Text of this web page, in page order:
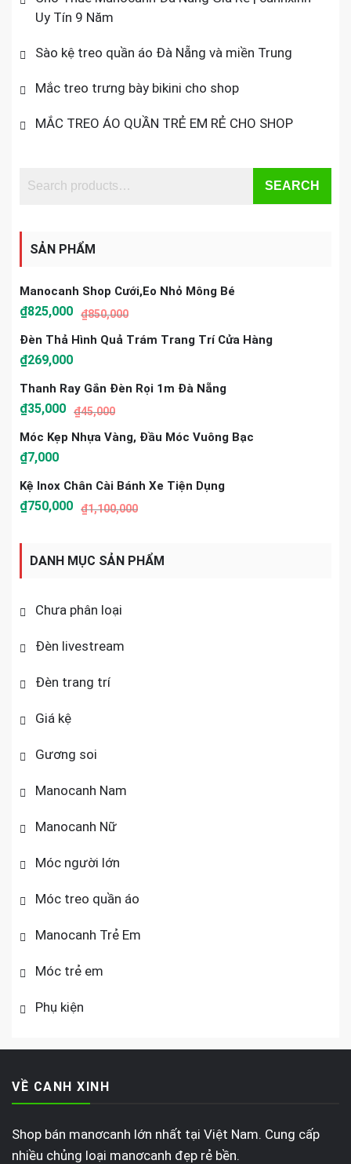
Uy Tín 9 Năm
Sào kệ treo quần áo Đà Nẵng và miền Trung
Mắc treo trưng bày bikini cho shop
MẮC TREO ÁO QUẦN TRẺ EM RẺ CHO SHOP
SEARCH
SẢN PHẨM
Manocanh Shop Cưới,Eo Nhỏ Mông Bé
₫850,000
₫825,000
Đèn Thả Hình Quả Trám Trang Trí Cửa Hàng
₫269,000
Thanh Ray Gắn Đèn Rọi 1m Đà Nẵng
₫45,000
₫35,000
Móc Kẹp Nhựa Vàng, Đầu Móc Vuông Bạc
₫7,000
Kệ Inox Chân Cài Bánh Xe Tiện Dụng
₫1,100,000
₫750,000
DANH MỤC SẢN PHẨM
Chưa phân loại
Đèn livestream
Đèn trang trí
Giá kệ
Gương soi
Manocanh Nam
Manocanh Nữ
Móc người lớn
Móc treo quần áo
Manocanh Trẻ Em
Móc trẻ em
Phụ kiện
VỀ CANH XINH
Shop bán manơcanh lớn nhất tại Việt Nam. Cung cấp
nhiều chủng loại manơcanh đẹp rẻ bền.